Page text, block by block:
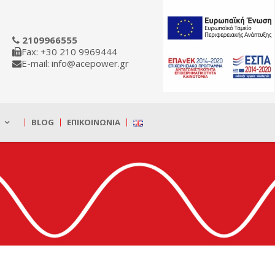
2109966555
Fax: +30 210 9969444
E-mail: info@acepower.gr
BLOG ΕΠΙΚΟΙΝΩΝΊΑ